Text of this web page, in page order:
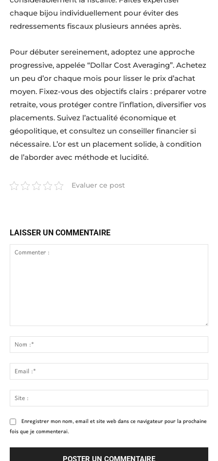
chaque bijou individuellement pour éviter des
redressements fiscaux plusieurs années après.
Pour débuter sereinement, adoptez une approche
progressive, appelée “Dollar Cost Averaging”. Achetez
un peu d’or chaque mois pour lisser le prix d’achat
moyen. Fixez-vous des objectifs clairs : préparer votre
retraite, vous protéger contre l’inflation, diversifier vos
placements. Suivez l’actualité économique et
géopolitique, et consultez un conseiller financier si
nécessaire. L’or est un placement solide, à condition
de l’aborder avec méthode et lucidité.
Evaluer ce post
LAISSER UN COMMENTAIRE
:
:*
:*
:
Enregistrer mon nom, email et site web dans ce navigateur pour la prochaine
fois que je commenterai.